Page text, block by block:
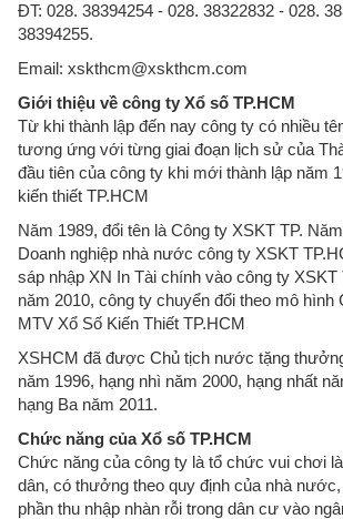
ĐT: 028. 38394254 - 028. 38322832 - 028.
38394255.
Email: xskthcm@xskthcm.com
Giới thiệu về công ty Xổ số TP.HCM
Từ khi thành lập đến nay công ty có nhiều
tương ứng với từng giai đoạn lịch sử của
đầu tiên của công ty khi mới thành lập năm
kiến thiết TP.HCM
Năm 1989, đổi tên là Công ty XSKT TP.
Doanh nghiệp nhà nước công ty XSKT
sáp nhập XN In Tài chính vào công ty XSKT
năm 2010, công ty chuyển đổi theo mô hình
MTV Xổ Số Kiến Thiết TP.HCM
XSHCM đã được Chủ tịch nước tặng
năm 1996, hạng nhì năm 2000, hạng nhất
hạng Ba năm 2011.
Chức năng của Xổ số TP.HCM
Chức năng của công ty là tổ chức vui chơi
dân, có thưởng theo quy định của nhà
phần thu nhập nhàn rỗi trong dân cư vào